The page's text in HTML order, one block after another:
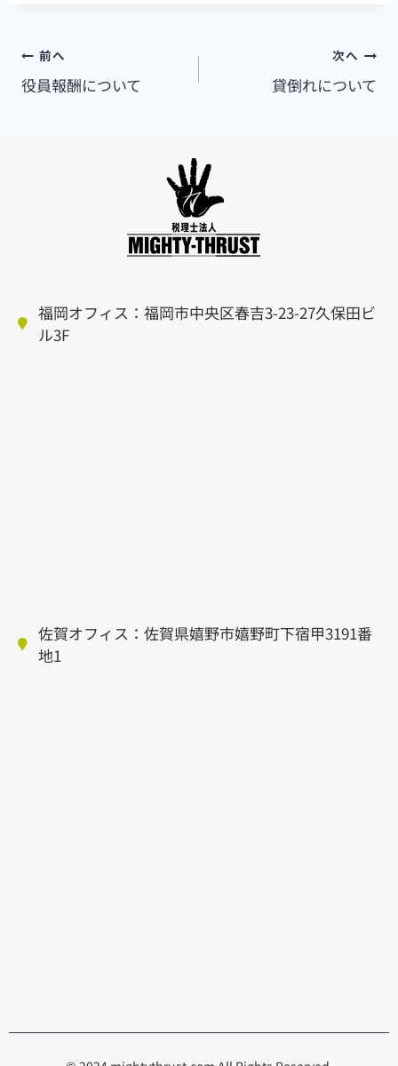
前へ
役員報酬について
次へ
貸倒れについて
福岡オフィス：福岡市中央区春吉3-23-27久保田ビ
ル3F
佐賀オフィス：佐賀県嬉野市嬉野町下宿甲3191番
地1